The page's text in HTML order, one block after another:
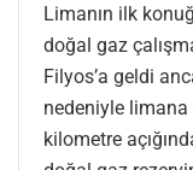
Limanın ilk
doğal gaz
Filyos’a geldi
nedeniyle limana
kilometre